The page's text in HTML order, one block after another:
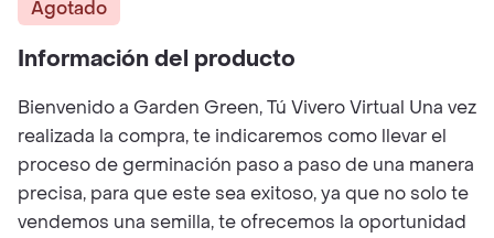
Agotado
Información del producto
Bienvenido a Garden Green, Tú Vivero Virtual Una vez
realizada la compra, te indicaremos como llevar el
proceso de germinación paso a paso de una manera
precisa, para que este sea exitoso, ya que no solo te
vendemos una semilla, te ofrecemos la oportunidad